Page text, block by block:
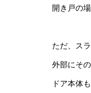
開き戸の
ただ、ス
外部にそ
ドア本体